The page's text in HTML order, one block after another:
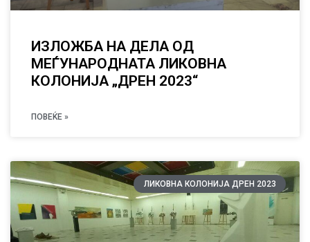
ИЗЛОЖБА НА ДЕЛА ОД
МЕЃУНАРОДНАТА ЛИКОВНА
КОЛОНИЈА „ДРЕН 2023“
ПОВЕЌЕ »
ЛИКОВНА КОЛОНИЈА ДРЕН 2023